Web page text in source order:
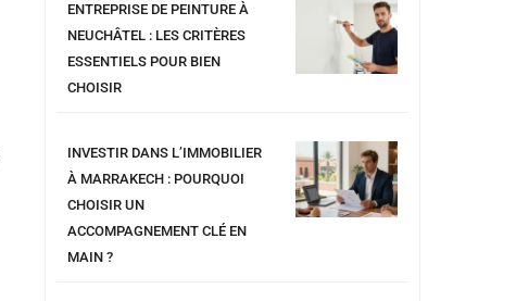
ENTREPRISE DE PEINTURE À
NEUCHÂTEL : LES CRITÈRES
ESSENTIELS POUR BIEN
CHOISIR
INVESTIR DANS L’IMMOBILIER
À MARRAKECH : POURQUOI
CHOISIR UN
ACCOMPAGNEMENT CLÉ EN
MAIN ?